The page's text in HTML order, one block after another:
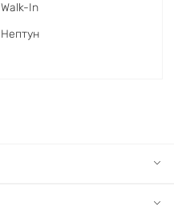
Walk-In
Нептун